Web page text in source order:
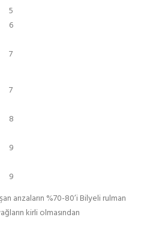
5
6
7
7
8
9
9
arızaların %70-80’i Bilyeli rulman
kirli olmasından